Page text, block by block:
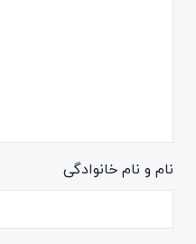
نام و نام خانوادگی